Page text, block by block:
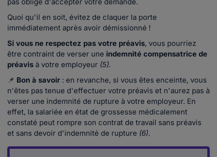
Quoi qu'il en soit, évitez de claquer la porte
immédiatement après avoir démissionné !
Si vous ne respectez pas votre préavis, vous pourriez
être contraint de verser une indemnité compensatrice de
préavis à votre employeur (5).
📌 Bon à savoir : en revanche, si vous êtes enceinte, vous
n'êtes pas tenue d'effectuer votre préavis et n'aurez pas à
verser une indemnité de rupture à votre employeur. En
effet, la salariée en état de grossesse médicalement
constaté peut rompre son contrat de travail sans préavis
et sans devoir d'indemnité de rupture (6).